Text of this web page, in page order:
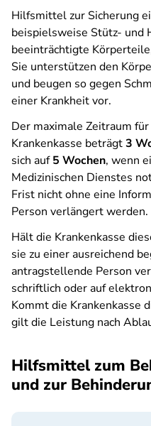
Hilfsmittel zur Sicherung
beispielsweise Stütz- und
beeinträchtigte
Sie unterstützen den
und beugen so gegen
einer Krankheit vor.
Der maximale Zeitraum
Krankenkasse beträgt3
sich auf5 Wochen, wenn
Medizinischen Dienstes
Frist nicht ohne eine
Person verlängert werden.
Hält die Krankenkasse
sie zu einer ausreichend
antragstellende Person
schriftlich oder auf
Kommt die Krankenkasse
gilt die Leistung nach
Hilfsmittel zum
und zur